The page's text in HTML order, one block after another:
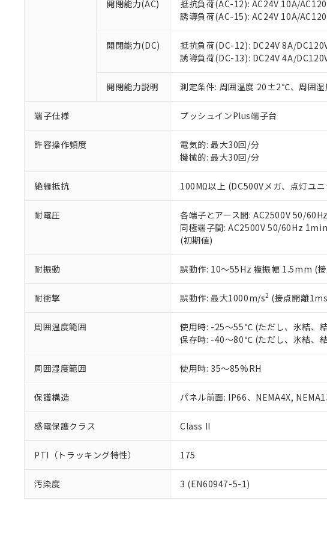
開閉能力(AC)
抵抗負荷(AC-12): AC24V 10A/
誘導負荷(AC-15): AC24V 10A/
開閉能力(DC)
抵抗負荷(DC-12): DC24V 8A/
誘導負荷(DC-13): DC24V 4A/
開閉能力説明 測定条件: 周囲温度 20±2℃、周囲
端子仕様 プッシュインPlus端子台
許容操作頻度
電気的: 最大30回/分
機械的: 最大30回/分
絶縁抵抗 100MΩ以上 (DC500Vメガ、点灯ユ
耐電圧
各端子とアース間: AC2500V 50/
同極端子間: AC2500V 50/60Hz
(初期値)
耐振動 誤動作: 10～55Hz 複振幅 1.5mm (
耐衝撃 誤動作: 最大1000m/s2 (接点開離
周囲温度範囲
使用時: -25～55℃ (ただし、氷結、
保存時: -40～80℃ (ただし、氷結、
周囲湿度範囲 使用時: 35～85%RH
保護構造 パネル前面: IP66、NEMA4X,
感電保護クラス Class II
PTI（トラッキング特性） 175
汚染度 3 (EN60947-5-1)
お客様が当ウェブサイト上
が、当社の製品・サービス
さい。
※当社の共同利用者とは、"
いる法人を指します。
※3 非含有証明書ダウンロー
下記の非含有証明書をダウンロ
EU RoHS指令（10物質）の非含
51物質の非含有証明書（当社基
※本証明書は発行日時点で非含有
また、RoHS指令のフタル酸エ
既に当社にて対応品への在庫切
り割愛しております。
「－」：未確認です。当社販売
白